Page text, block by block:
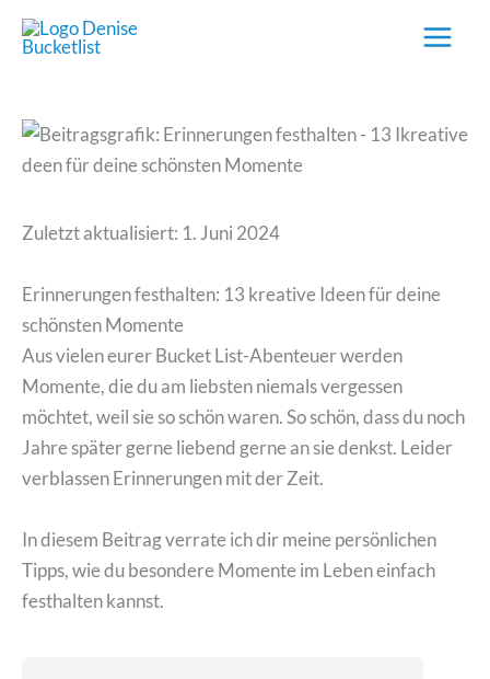
Zum
Inhalt
Zuletzt aktualisiert: 1. Juni 2024
Erinnerungen festhalten: 13 kreative Ideen für deine
schönsten Momente
Aus vielen eurer Bucket List-Abenteuer werden
Momente, die du am liebsten niemals vergessen
möchtet, weil sie so schön waren. So schön, dass du noch
Jahre später gerne liebend gerne an sie denkst. Leider
verblassen Erinnerungen mit der Zeit.
In diesem Beitrag verrate ich dir meine persönlichen
Tipps, wie du besondere Momente im Leben einfach
festhalten kannst.